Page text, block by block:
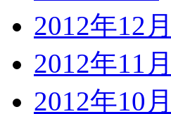
2012年12月
2012年11月
2012年10月